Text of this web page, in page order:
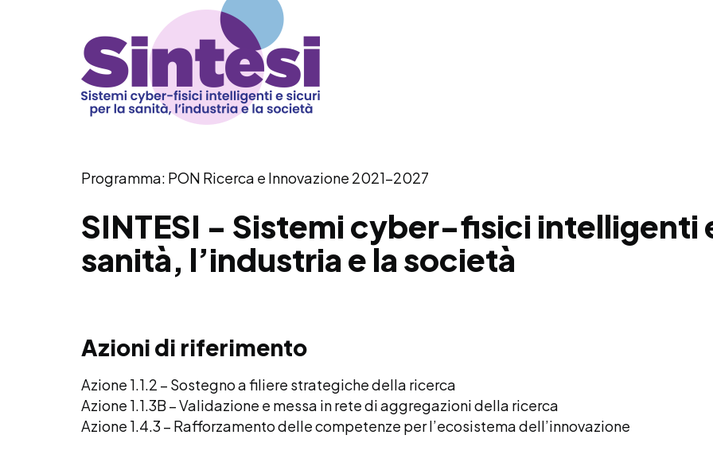
Programma: PON Ricerca e Innovazione 2021–2027
SINTESI - Sistemi cyber-fisici intelligenti
sanità, l’industria e la società
Azioni di riferimento
Azione 1.1.2 – Sostegno a filiere strategiche della ricerca
Azione 1.1.3B – Validazione e messa in rete di aggregazioni della ricerca
Azione 1.4.3 – Rafforzamento delle competenze per l’ecosistema dell’innovazione